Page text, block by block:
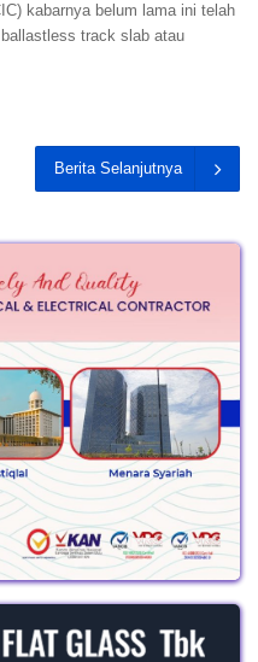
kabarnya belum lama ini telah
track slab atau
Berita Selanjutnya